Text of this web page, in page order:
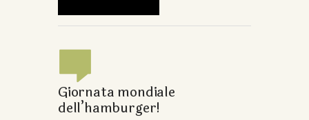
Giornata mondiale
dell’hamburger!